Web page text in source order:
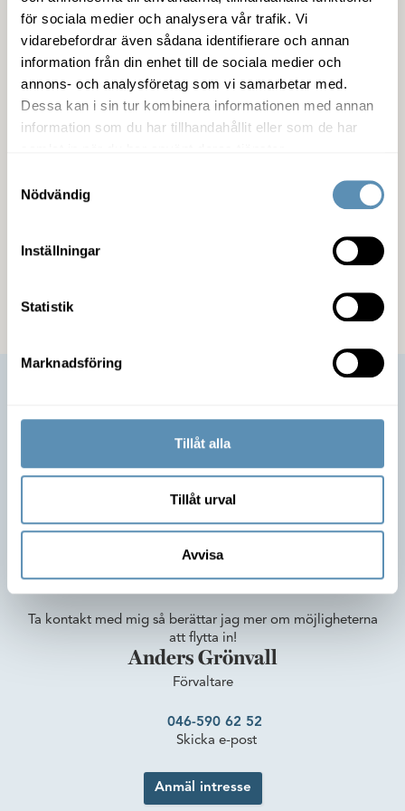
för sociala medier och analysera vår trafik. Vi
vidarebefordrar även sådana identifierare och annan
information från din enhet till de sociala medier och
annons- och analysföretag som vi samarbetar med.
Dessa kan i sin tur kombinera informationen med annan
information som du har tillhandahållit eller som de har
Nödvändig
Inställningar
Statistik
Marknadsföring
Tillåt alla
Tillåt urval
Avvisa
Detaljer om lokalen
Fastigheten
Är du intresserad av lokalen?
Ta kontakt med mig så berättar jag mer om möjligheterna
att flytta in!
Anders Grönvall
Förvaltare
046-590 62 52
Skicka e-post
Anmäl intresse